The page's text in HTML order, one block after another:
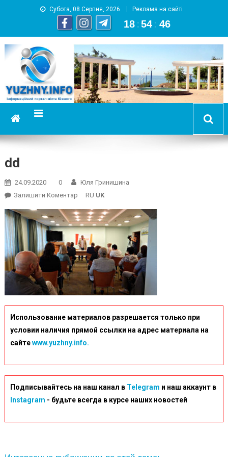
Субота, 08 Серпня, 2026 Реклама на сайті
18 :54 : 47
YUZHNY.INFO
информационный портал города Южный
dd
24.09.2020 0
Юля Гринишина
Залишити КоментарOn RU UK
Использование материалов разрешается только при
условии наличия прямой ссылки на адрес материала на
сайтеwww.yuzhny.info.
Подписывайтесь на наш канал в Telegram и наш аккаунт в
Instagram - будьте всегда в курсе наших новостей